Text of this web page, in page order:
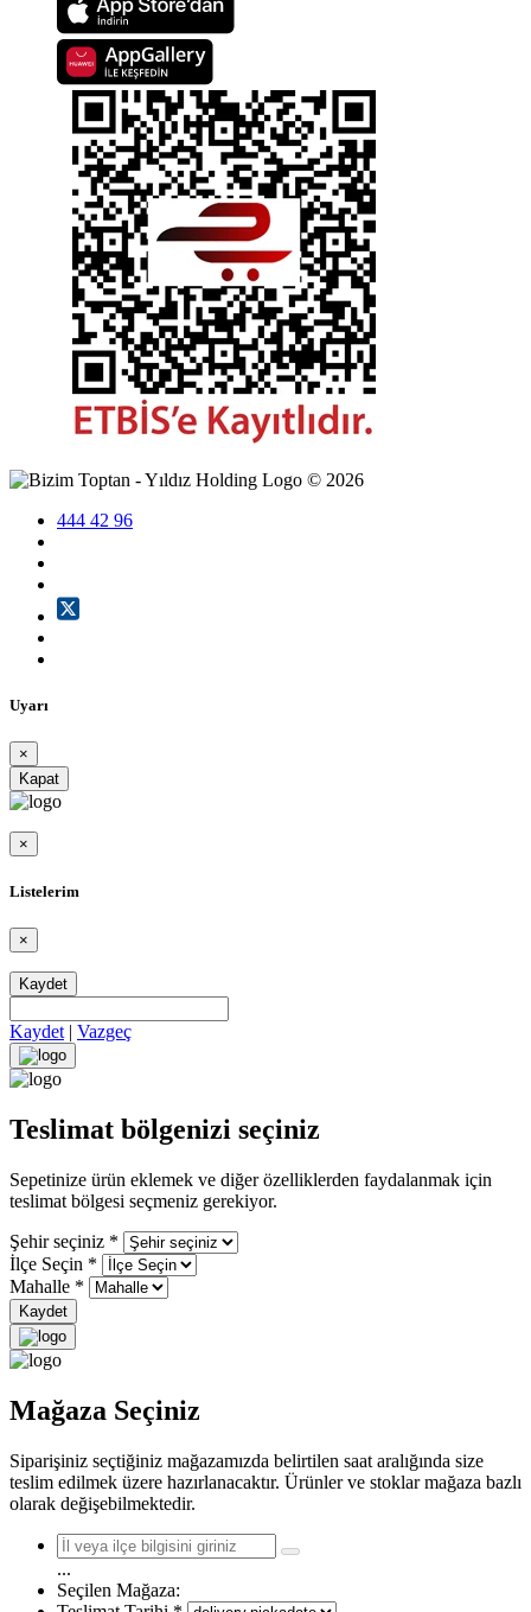
© 2026
444 42 96
Uyarı
×
Kapat
×
Listelerim
×
Kaydet
Kaydet| Vazgeç
Teslimat bölgenizi seçiniz
Sepetinize ürün eklemek ve diğer özelliklerden faydalanmak için
teslimat bölgesi seçmeniz gerekiyor.
Şehir seçiniz *
İlçe Seçin *
Mahalle *
Kaydet
Mağaza Seçiniz
Siparişiniz seçtiğiniz mağazamızda belirtilen saat aralığında size
teslim edilmek üzere hazırlanacaktır. Ürünler ve stoklar mağaza bazlı
olarak değişebilmektedir.
...
Seçilen Mağaza: